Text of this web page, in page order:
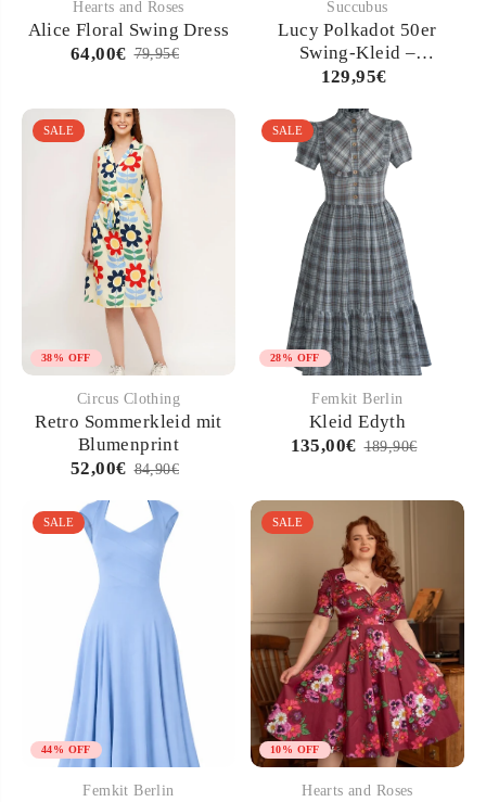
Hearts and Roses
Alice Floral Swing Dress
64,00€ 79,95€
Succubus
Lucy Polkadot 50er
Swing-Kleid –
Marineblau
129,95€
38% OFF
SALE
Circus Clothing
Retro Sommerkleid mit
Blumenprint
52,00€ 84,90€
28% OFF
SALE
Femkit Berlin
Kleid Edyth
135,00€ 189,90€
44% OFF
SALE
Femkit Berlin
10% OFF
SALE
Hearts and Roses